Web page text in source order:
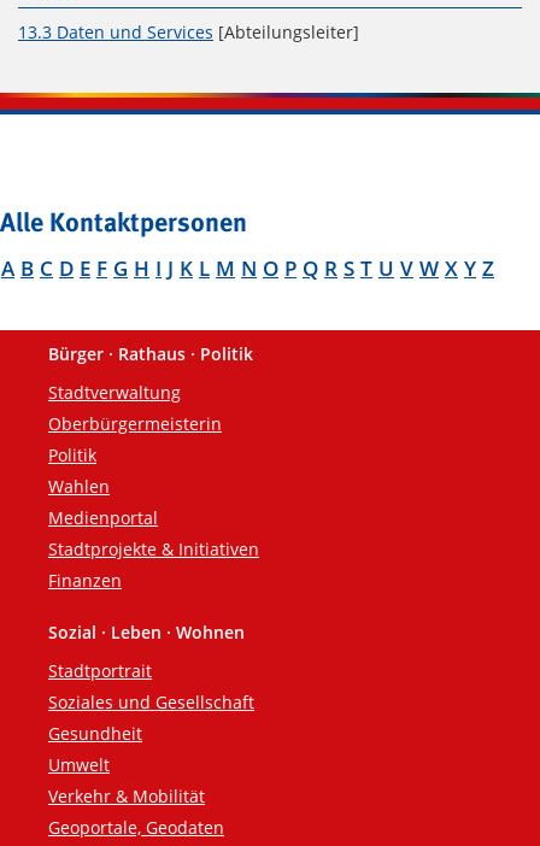
13.3 Daten und Services [Abteilungsleiter]
Alle Kontaktpersonen
A B C D E F G H I J K L M N O P Q R S T U V W X Y Z
Fußzeile
Bürger · Rathaus · Politik
Stadtverwaltung
Oberbürgermeisterin
Politik
Wahlen
Medienportal
Stadtprojekte & Initiativen
Finanzen
Sozial · Leben · Wohnen
Stadtportrait
Soziales und Gesellschaft
Gesundheit
Umwelt
Verkehr & Mobilität
Geoportale, Geodaten